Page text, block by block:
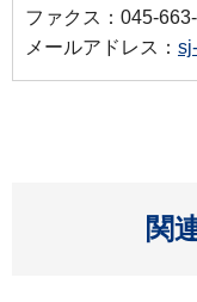
ファクス：045-
メールアドレス：
関